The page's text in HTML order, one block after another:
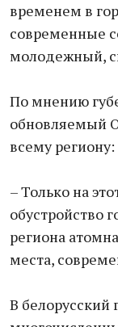
временем в
современные
молодежный,
По мнению
обновляемый
всему региону:
– Только на
обустройство
региона
места,
В